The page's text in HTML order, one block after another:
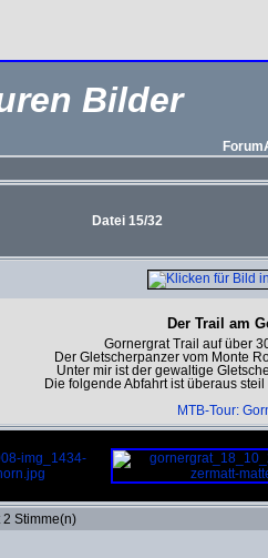
Bilder
Forum
Datei 15/32
Der Trail am
Gornergrat Trail auf über
Der Gletscherpanzer vom Monte
Unter mir ist der gewaltige
Die folgende Abfahrt ist überaus
MTB-Tour:
Stimme(n)